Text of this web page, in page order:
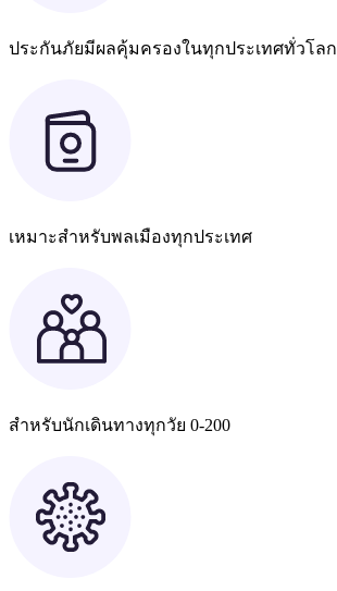
ประกันภัยมีผลคุ้มครองในทุกประเทศทั่วโลก
เหมาะสำหรับพลเมืองทุกประเทศ
สำหรับนักเดินทางทุกวัย 0-200